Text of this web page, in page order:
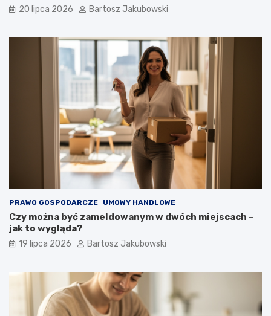
20 lipca 2026 Bartosz Jakubowski
PRAWO GOSPODARCZE UMOWY HANDLOWE
Czy można być zameldowanym w dwóch miejscach –
jak to wygląda?
19 lipca 2026 Bartosz Jakubowski